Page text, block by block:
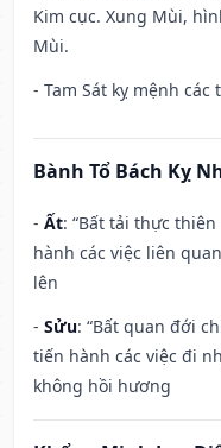
Kim cục. Xung Mùi,
Mùi.
- Tam Sát kỵ mệnh các
Bành Tổ Bách Kỵ
- Ất: “Bất tải thực
hành các việc liên
lên
- Sửu: “Bất quan đới
tiến hành các việc đi
không hồi hương